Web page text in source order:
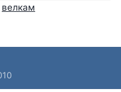
велкам